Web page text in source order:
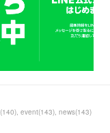
(140) event(143) news(143)